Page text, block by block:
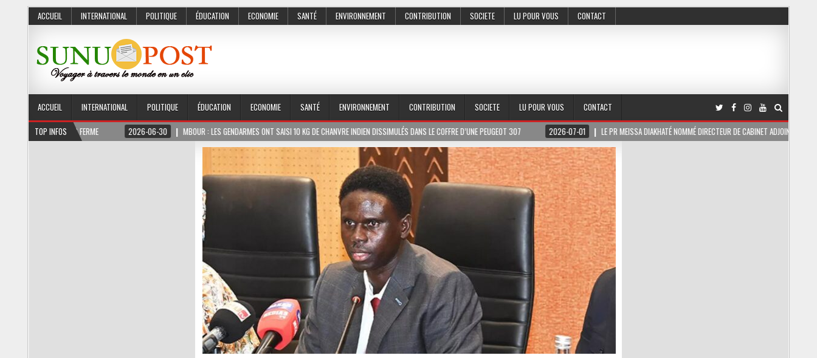
ACCUEIL INTERNATIONAL POLITIQUE ÉDUCATION ECONOMIE SANTÉ ENVIRONNEMENT CONTRIBUTION SOCIETE LU POUR VOUS CONTACT
ACCUEIL INTERNATIONAL POLITIQUE ÉDUCATION ECONOMIE SANTÉ ENVIRONNEMENT CONTRIBUTION SOCIETE LU POUR VOUS
CONTACT
TOP INFOS
2026-06-30 MBOUR : LES GENDARMES ONT SAISI 10 KG DE CHANVRE INDIEN DISSIMULÉS DANS LE COFFRE D’UNE PEUGEOT 307 2026-07-01 LE PR MEISSA DIAKHATÉ NOMMÉ DIRECTEUR DE CABINET ADJOINT DU PRÉSIDENT DE LA RÉPUBLIQUE